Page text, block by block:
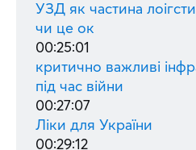
УЗД як частина
чи це ок
00:25:01
критично важливі
під час війни
00:27:07
Ліки для України
00:29:12